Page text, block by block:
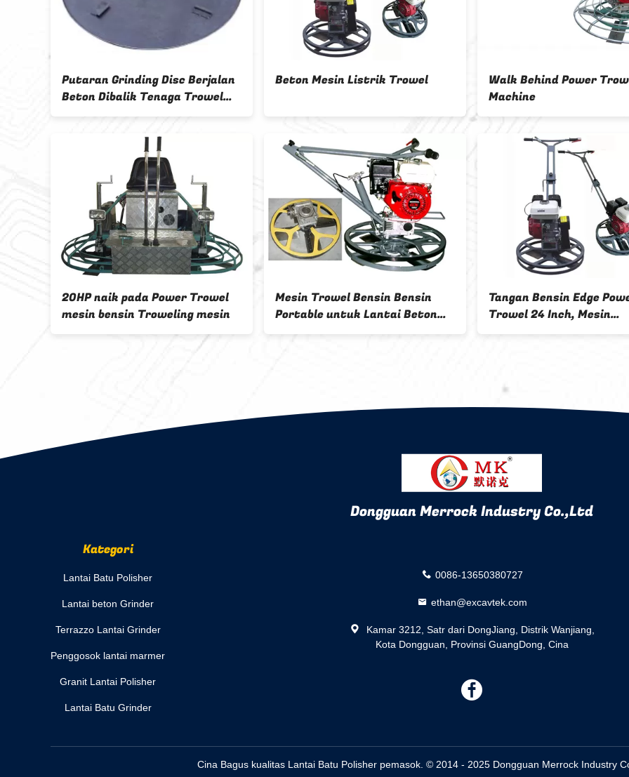
Grinding Disc Berjalan
Dibalik Tenaga Trowel
Trowel Mesin
Beton Mesin Listrik Trowel
Walk Behind Power Trowel
naik pada Power Trowel
bensin Troweling mesin
Mesin Trowel Bensin Bensin
Portable untuk Lantai Beton
Basah
Tangan Bensin Edge Power
Trowel 24 Inch, Mesin
Trowelling Beton Basah
Dongguan Merrock Industry Co.,Ltd
Kategori
Lantai Batu Polisher
Lantai beton Grinder
Terrazzo Lantai Grinder
Penggosok lantai marmer
Granit Lantai Polisher
Lantai Batu Grinder
0086-13650380727
ethan@excavtek.com
Kamar 3212, Satr dari DongJiang, Distrik Wanjiang,
Kota Dongguan, Provinsi GuangDong, Cina
述
Cina Bagus kualitas Lantai Batu Polisher pemasok. © 2014 - 2025 Dongguan Merrock Industry